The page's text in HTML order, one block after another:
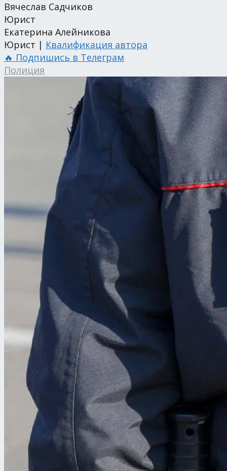
Вячеслав Садчиков
Юрист
Екатерина Алейникова
Юрист | Квалификация автора
🔥 Подпишись в Телеграм
Полиция